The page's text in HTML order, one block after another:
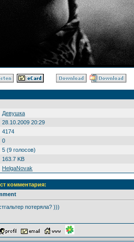
Девушка
28.10.2009 20:29
4174
0
5 (9 голосов)
163.7 KB
HelgaNovak
комментария:
потеряла? )))